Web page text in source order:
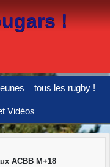
!
tous les rugby !
Vidéos
ACBB M+18